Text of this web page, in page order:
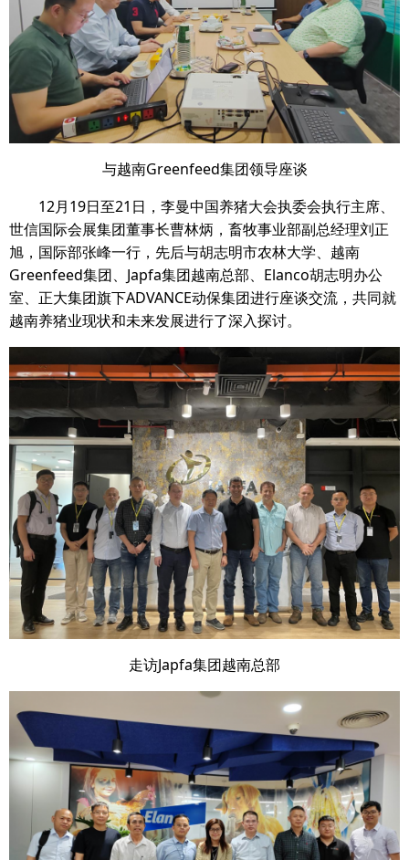
与越南Greenfeed集团领导座谈
12月19日至21日，李曼中国养猪大会执委会执行主席、
世信国际会展集团董事长曹林炳，畜牧事业部副总经理刘正
旭，国际部张峰一行，先后与胡志明市农林大学、越南
Greenfeed集团、Japfa集团越南总部、Elanco胡志明办公
室、正大集团旗下ADVANCE动保集团进行座谈交流，共同就
越南养猪业现状和未来发展进行了深入探讨。
走访Japfa集团越南总部